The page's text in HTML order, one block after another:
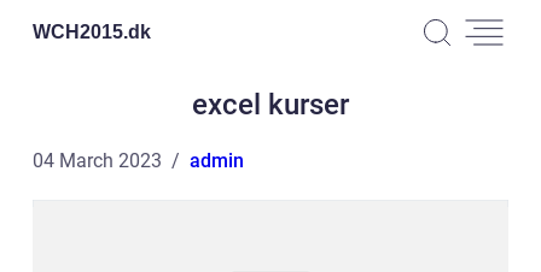
WCH2015.dk
excel kurser
04 March 2023 admin